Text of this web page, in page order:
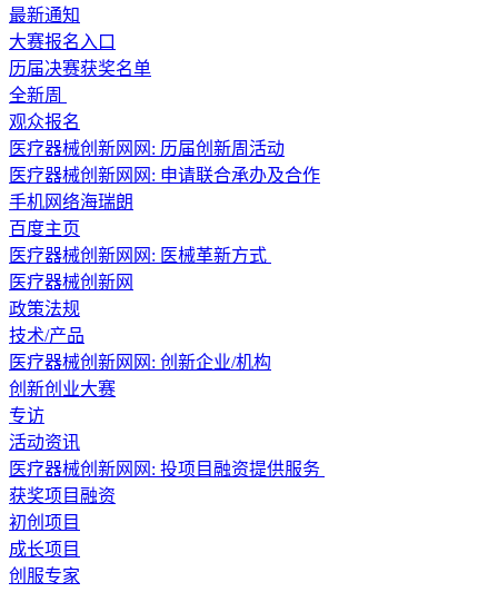
最新通知
大赛报名入口
历届决赛获奖名单
全新周
观众报名
医疗器械创新网网: 历届创新周活动
医疗器械创新网网: 申请联合承办及合作
手机网络海瑞朗
百度主页
医疗器械创新网网: 医械革新方式
医疗器械创新网
政策法规
技术/产品
医疗器械创新网网: 创新企业/机构
创新创业大赛
专访
活动资讯
医疗器械创新网网: 投项目融资提供服务
获奖项目融资
初创项目
成长项目
创服专家